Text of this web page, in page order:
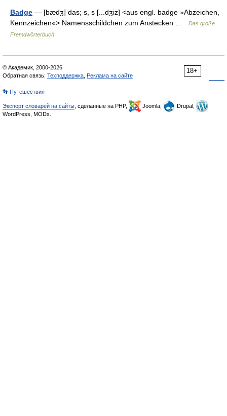
Badge — [bædʒ] das; s, s [...dʒiz] <aus engl. badge »Abzeichen,
Kennzeichen«> Namensschildchen zum Anstecken …
Das große
Fremdwörterbuch
18+
© Академик, 2000-2026
Обратная связь: Техподдержка Реклама на сайте
👣 Путешествия
Экспорт словарей на сайты , сделанные на PHP, Joomla,
Drupal,
WordPress, MODx.